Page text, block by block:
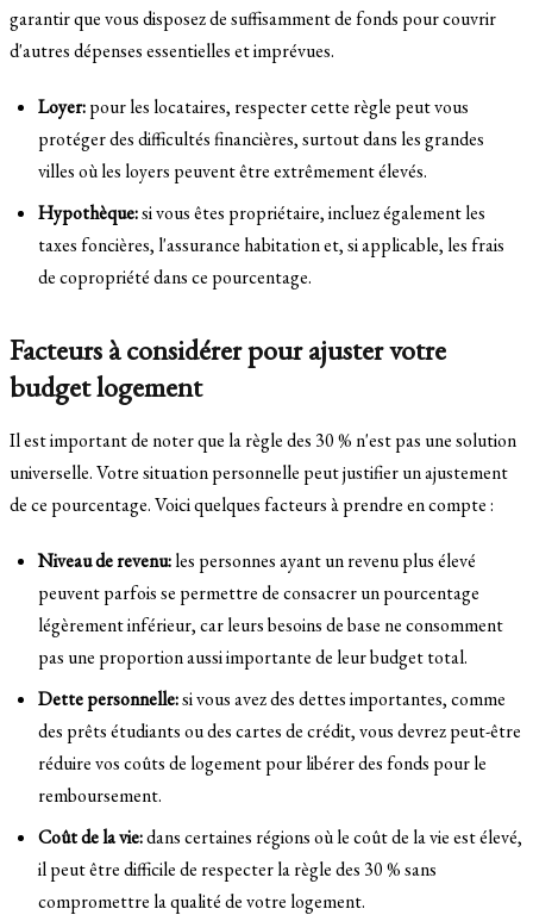
garantir que vous disposez de suffisamment de fonds pour couvrir
d'autres dépenses essentielles et imprévues.
Loyer:pour les locataires, respecter cette règle peut vous
protéger des difficultés financières, surtout dans les grandes
villes où les loyers peuvent être extrêmement élevés.
Hypothèque:si vous êtes propriétaire, incluez également les
taxes foncières, l'assurance habitation et, si applicable, les frais
de copropriété dans ce pourcentage.
Facteurs à considérer pour ajuster votre
budget logement
Il est important de noter que la règle des 30 % n'est pas une solution
universelle. Votre situation personnelle peut justifier un ajustement
de ce pourcentage. Voici quelques facteurs à prendre en compte :
Niveau de revenu:les personnes ayant un revenu plus élevé
peuvent parfois se permettre de consacrer un pourcentage
légèrement inférieur, car leurs besoins de base ne consomment
pas une proportion aussi importante de leur budget total.
Dette personnelle:si vous avez des dettes importantes, comme
des prêts étudiants ou des cartes de crédit, vous devrez peut-être
réduire vos coûts de logement pour libérer des fonds pour le
remboursement.
Coût de la vie:dans certaines régions où le coût de la vie est élevé,
il peut être difficile de respecter la règle des 30 % sans
compromettre la qualité de votre logement.